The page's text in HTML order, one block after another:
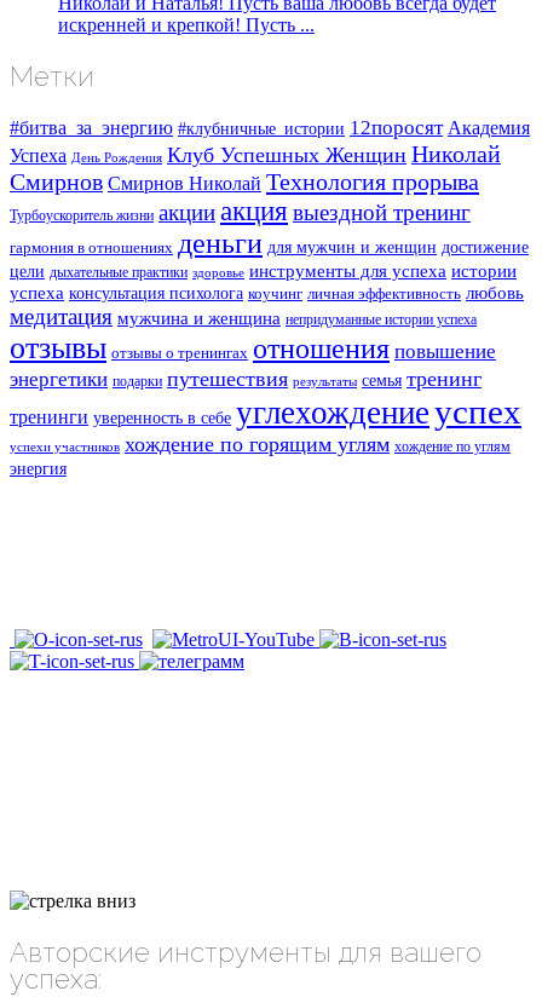
искренней и крепкой! Пусть ...
Метки
#битва_за_энергию #клубничные_истории 12поросят Академия
Успеха День Рождения Клуб Успешных Женщин Николай
Смирнов Смирнов Николай Технология прорыва
Турбоускоритель жизни акцииакция выездной тренинг
гармония в отношениях деньги для мужчин и женщин достижение
цели дыхательные практики здоровье инструменты для успеха истории
успеха консультация психолога коучинг личная эффективность любовь
медитация мужчина и женщина непридуманные истории успеха
отзывы отзывы о тренингах отношения повышение
энергетики подарки путешествия результаты семья тренинг
тренинги уверенность в себе углехождениеуспех
успехи участников хождение по горящим углям хождение по углям
энергия
Авторские инструменты для вашего
успеха: